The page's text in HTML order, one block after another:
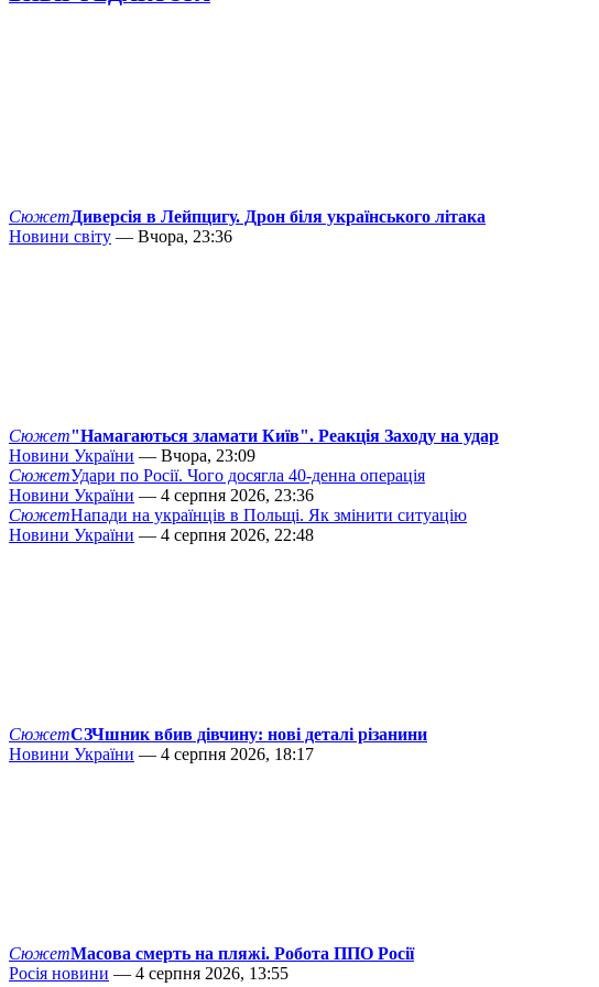
СюжетДиверсія в Лейпцигу. Дрон біля українського літака
Новини світу — Вчора, 23:36
Сюжет"Намагаються зламати Київ". Реакція Заходу на удар
Новини України — Вчора, 23:09
СюжетУдари по Росії. Чого досягла 40-денна операція
Новини України — 4 серпня 2026, 23:36
СюжетНапади на українців в Польщі. Як змінити ситуацію
Новини України — 4 серпня 2026, 22:48
СюжетСЗЧшник вбив дівчину: нові деталі різанини
Новини України — 4 серпня 2026, 18:17
СюжетМасова смерть на пляжі. Робота ППО Росії
Росія новини — 4 серпня 2026, 13:55